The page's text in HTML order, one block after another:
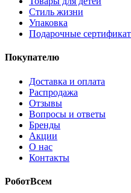
Стиль жизни
Упаковка
Подарочные
Покупателю
Доставка и оплата
Распродажа
Отзывы
Вопросы и ответы
Бренды
Акции
О нас
Контакты
РоботВсем